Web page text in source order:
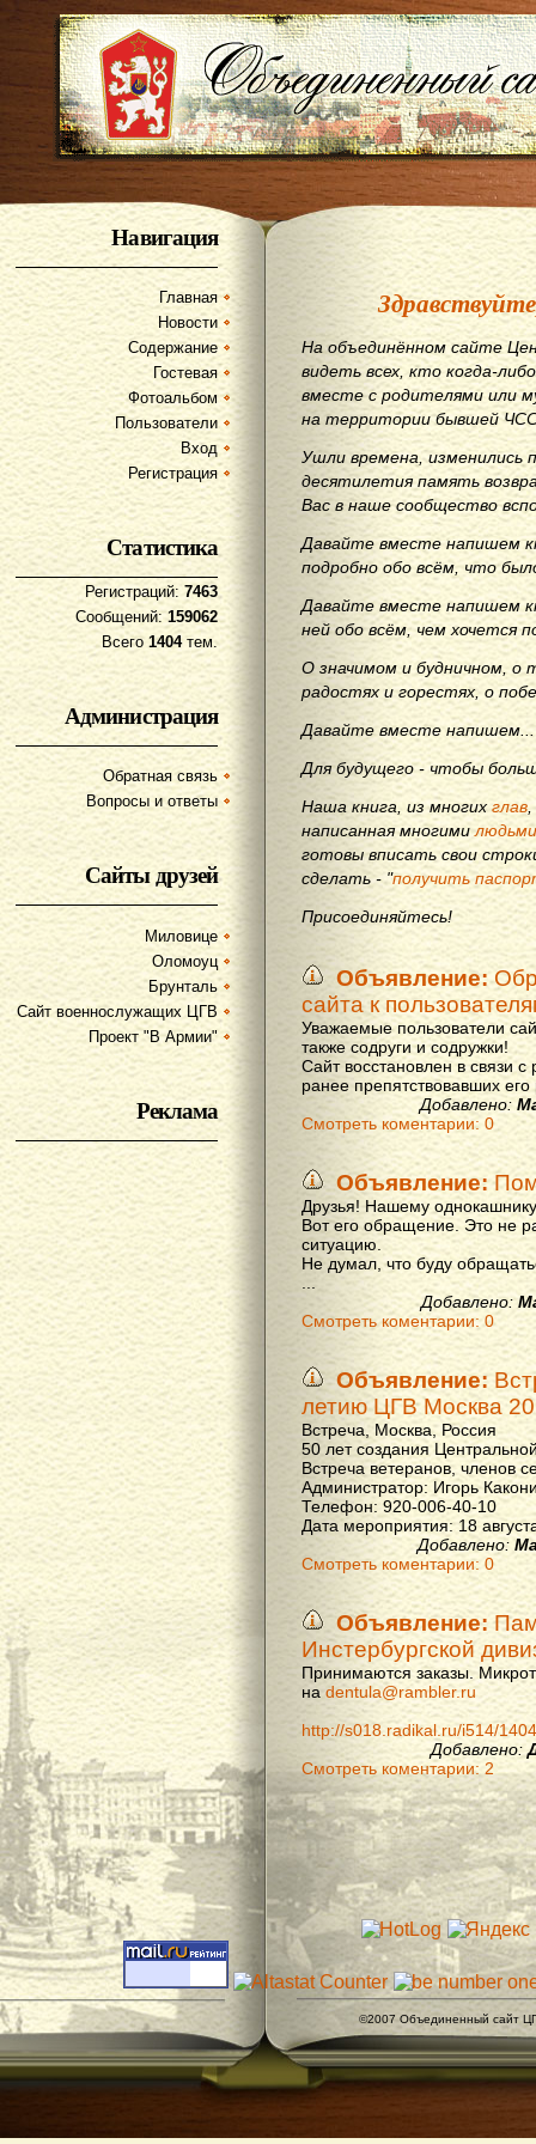
Навигация
Главная
Новости
Содержание
Гостевая
Фотоальбом
Пользователи
Вход
Регистрация
Статистика
Регистраций: 7463
Сообщений:159062
Всего 1404тем.
Администрация
Обратная связь
Вопросы и ответы
Сайты друзей
Миловице
Оломоуц
Брунталь
Сайт военнослужащих ЦГВ
Проект "В Армии"
Реклама
На объединённом сайте
видеть всех, кто когда-
вместе с родителями или
на территории бывшей
Ушли времена, изменились
десятилетия память
Вас в наше сообщество
Давайте вместе напишем
подробно обо всём, что
Давайте вместе напишем
ней обо всём, чем хочется
О значимом и будничном, о
радостях и горестях, о
Давайте вместе напишем...
Для будущего - чтобы
Наша книга, из многихглав
написанная многимилюдьми
готовы вписать свои
сделать - "получить
Присоединяйтесь!
Объявление:
сайта к
Уважаемые пользователи
также содруги и содружки!
Сайт восстановлен в связи
ранее препятствовавших
Добавлено:
Смотреть коментарии: 0
Объявление:
Друзья! Нашему
Вот его обращение. Это не
ситуацию.
Не думал, что буду
Добавлено:
Смотреть коментарии: 0
Объявление:
летию ЦГВ Москва
Встреча, Москва, Россия
50 лет создания
Встреча ветеранов, членов
Администратор: Игорь
Телефон: 920-006-40-10
Дата мероприятия: 18
Добавлено:
Смотреть коментарии: 0
Объявление:
Инстербургской
Принимаются заказы.
на dentula@rambler.ru
http://s018.radikal.ru/i514/
Добавлено:
Смотреть коментарии: 2
©2007 Объединенный сайт